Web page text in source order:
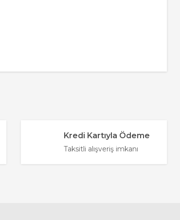
Kredi Kartıyla Ödeme
Taksitli alışveriş imkanı